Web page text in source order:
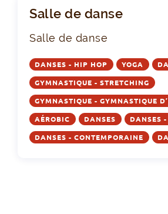
Salle de danse
Salle de danse
DANSES - HIP HOP YOGA
GYMNASTIQUE - STRETCHING
GYMNASTIQUE - GYMNASTIQUE
AÉROBIC DANSES DANSES
DANSES - CONTEMPORAINE